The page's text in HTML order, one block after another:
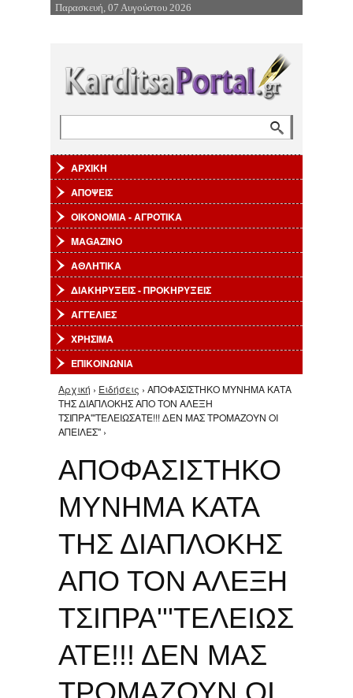
Επιστροφή στην Πλοήγηση
Παρασκευή, 07 Αυγούστου 2026
ΑΡΧΙΚΗ
ΑΠΟΨΕΙΣ
ΟΙΚΟΝΟΜΙΑ - ΑΓΡΟΤΙΚΑ
MAGAZINO
ΑΘΛΗΤΙΚΑ
ΔΙΑΚΗΡΥΞΕΙΣ - ΠΡΟΚΗΡΥΞΕΙΣ
ΑΓΓΕΛΙΕΣ
ΧΡΗΣΙΜΑ
ΕΠΙΚΟΙΝΩΝΙΑ
Είστε εδώ
Αρχική › Ειδήσεις › ΑΠΟΦΑΣΙΣΤΗΚΟ ΜΥΝΗΜΑ ΚΑΤΑ
ΤΗΣ ΔΙΑΠΛΟΚΗΣ ΑΠΟ ΤΟΝ ΑΛΕΞΗ
ΤΣΙΠΡΑ'''ΤΕΛΕΙΩΣΑΤΕ!!! ΔΕΝ ΜΑΣ ΤΡΟΜΑΖΟΥΝ ΟΙ
ΑΠΕΙΛΕΣ'' ›
ΑΠΟΦΑΣΙΣΤΗΚΟ
ΜΥΝΗΜΑ ΚΑΤΑ
ΤΗΣ ΔΙΑΠΛΟΚΗΣ
ΑΠΟ ΤΟΝ ΑΛΕΞΗ
ΤΣΙΠΡΑ'''ΤΕΛΕΙΩΣ
ΑΤΕ!!! ΔΕΝ ΜΑΣ